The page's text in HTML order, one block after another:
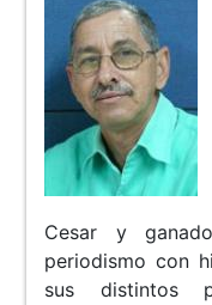
Cesar y
periodismo con
sus distintos